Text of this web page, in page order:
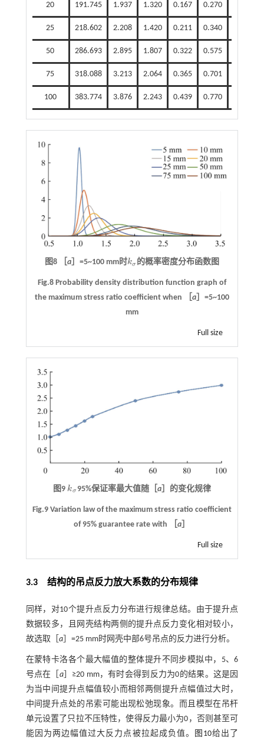
20 191.745 1.937 1.320 0.167 0.270
25 218.602 2.208 1.420 0.211 0.340
50 286.693 2.895 1.807 0.322 0.575
75 318.088 3.213 2.064 0.365 0.701
100 383.774 3.876 2.243 0.439 0.770
图8 ［a］=5~100 mm时kσ
kσ 的概率密度分布函数图
Fig.8 Probability density distribution function graph of
the maximum stress ratio coefficient when ［a］=5~100
mm
Full size
图9kσ
kσ 95%保证率最大值随［ a］的变化规律
Fig.9 Variation law of the maximum stress ratio coefficient
of 95% guarantee rate with ［a
Full size
3.3结构的吊点反力放大系数的分布规律
同样，对10个提升点反力分布进行规律总结。由于提升点
数据较多，且网壳结构两侧的提升点反力变化相对较小，
故选取［ a］=25 mm时网壳中部6号吊点的反力进行分析。
在蒙特卡洛各个最大幅值的整体提升不同步模拟中，5、6
号点在［ a］≥20 mm，有时会得到反力为0的结果。这是因
为当中间提升点幅值较小而相邻两侧提升点幅值过大时，
中间提升点处的吊索可能出现松弛现象。而且模型在吊杆
单元设置了只拉不压特性，使得反力最小为0，否则甚至可
能因为两边幅值过大反力点被拉起成负值。
图10给出了